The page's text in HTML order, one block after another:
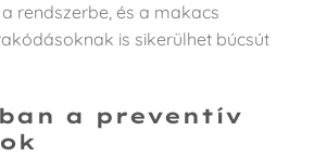
rendszerbe, és a makacs
is sikerülhet búcsút
a preventív